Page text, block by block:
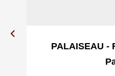
PALAISEAU -